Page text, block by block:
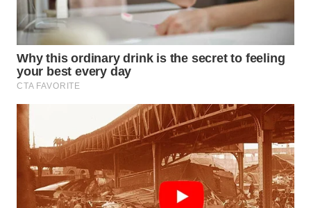
MANDALIKA
WN
LIKUPANG
WN
BORNEO
Wahana